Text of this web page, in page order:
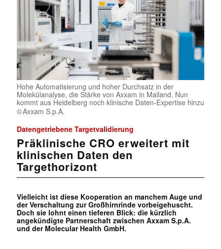
Hohe Automatisierung und hoher Durchsatz in der
Molekülanalyse, die Stärke von Axxam in Mailand. Nun
kommt aus Heidelberg noch klinische Daten-Expertise hinzu
Axxam S.p.A.
Datengetriebene Targetvalidierung
Präklinische CRO erweitert mit
klinischen Daten den
Targethorizont
Vielleicht ist diese Kooperation an manchem Auge und
der Verschaltung zur Großhirnrinde vorbeigehuscht.
Doch sie lohnt einen tieferen Blick: die kürzlich
angekündigte Partnerschaft zwischen Axxam S.p.A.
und der Molecular Health GmbH.